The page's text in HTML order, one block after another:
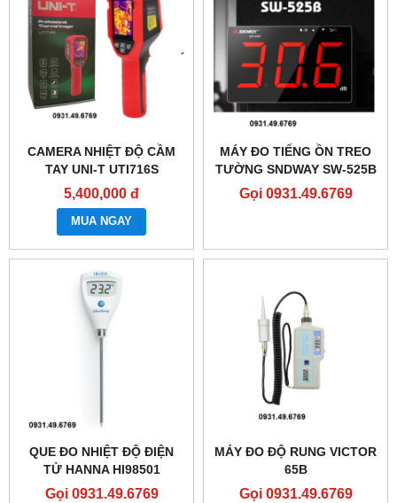
CAMERA NHIỆT ĐỘ CẦM
TAY UNI-T UTI716S
5,400,000 đ
MUA NGAY
MÁY ĐO TIẾNG ỒN TREO
TƯỜNG SNDWAY SW-525B
CÓ LƯU VÀ XUẤT DỮ LIỆU
Gọi 0931.49.6769
QUE ĐO NHIỆT ĐỘ ĐIỆN
TỬ HANNA HI98501
Gọi 0931.49.6769
MÁY ĐO ĐỘ RUNG VICTOR
65B
Gọi 0931.49.6769